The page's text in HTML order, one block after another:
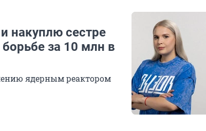
накуплю сестре
за 10 млн в
ядерным реактором